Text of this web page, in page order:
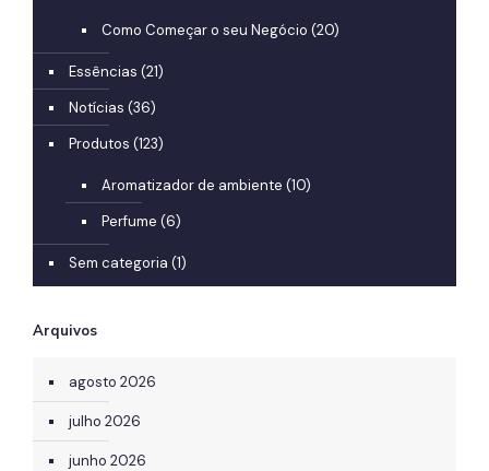
Como Começar o seu Negócio (20)
Essências (21)
Notícias (36)
Produtos (123)
Aromatizador de ambiente (10)
Perfume (6)
Sem categoria (1)
Arquivos
agosto 2026
julho 2026
junho 2026